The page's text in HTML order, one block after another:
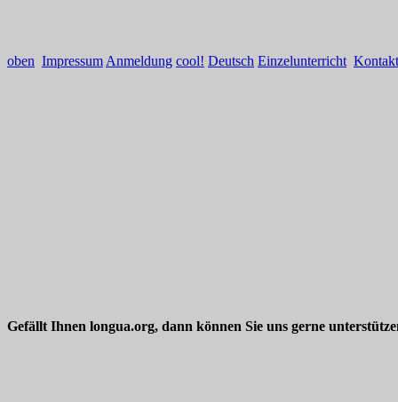
oben Impressum Anmeldung cool! Deutsch Einzelunterricht Kontakt
Gefällt Ihnen longua.org, dann können Sie uns gerne